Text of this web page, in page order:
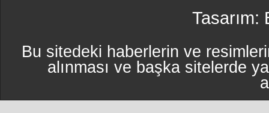
Tasarım:
Bu sitedeki haberlerin ve
alınması ve başka sitelerde